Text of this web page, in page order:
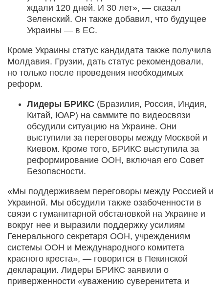
ждали 120 дней. И 30 лет», — сказал
Зеленский. Он также добавил, что будущее
Украины — в ЕС.
Кроме Украины статус кандидата также получила
Молдавия. Грузии, дать статус рекомендовали,
но только после проведения необходимых
реформ.
Лидеры БРИКС (Бразилия, Россия, Индия,
Китай, ЮАР) на саммите по видеосвязи
обсудили ситуацию на Украине. Они
выступили за переговоры между Москвой и
Киевом. Кроме того, БРИКС выступила за
реформирование ООН, включая его Совет
Безопасности.
«Мы поддерживаем переговоры между Россией и
Украиной. Мы обсудили также озабоченности в
связи с гуманитарной обстановкой на Украине и
вокруг нее и выразили поддержку усилиям
Генерального секретаря ООН, учреждениям
системы ООН и Международного комитета
красного креста», — говорится в Пекинской
декларации. Лидеры БРИКС заявили о
приверженности «уважению суверенитета и